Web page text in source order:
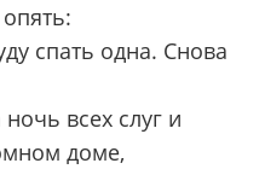
спать одна. Снова
всех слуг и
доме,